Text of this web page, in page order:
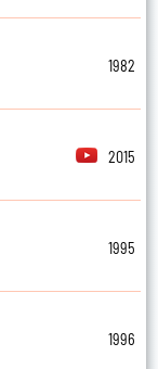
1982
2015
1995
1996